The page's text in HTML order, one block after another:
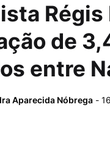
de
entre
Aparecida Nóbrega -